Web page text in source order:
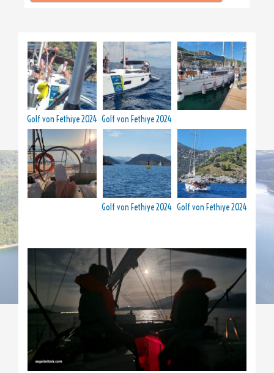
Golf von Fethiye 2024 Golf von Fethiye 2024
Golf von Fethiye 2024 Golf von Fethiye 2024